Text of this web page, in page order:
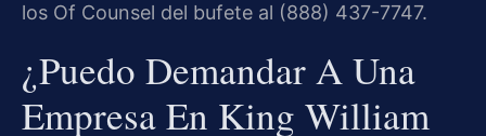
los Of Counsel del bufete al (888) 437-7747.
¿Puedo Demandar A Una
Empresa En King William